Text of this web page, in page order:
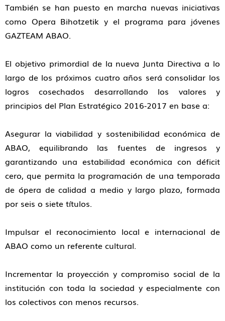
También se han puesto en marcha nuevas iniciativas
como Opera Bihotzetik y el programa para jóvenes
GAZTEAM ABAO.
El objetivo primordial de la nueva Junta Directiva a lo
largo de los próximos cuatro años será consolidar los
logros cosechados desarrollando los valores y
principios del Plan Estratégico 2016‐2017 en base a:
Asegurar la viabilidad y sostenibilidad económica de
ABAO, equilibrando las fuentes de ingresos y
garantizando una estabilidad económica con déficit
cero, que permita la programación de una temporada
de ópera de calidad a medio y largo plazo, formada
por seis o siete títulos.
Impulsar el reconocimiento local e internacional de
ABAO como un referente cultural.
Incrementar la proyección y compromiso social de la
institución con toda la sociedad y especialmente con
los colectivos con menos recursos.